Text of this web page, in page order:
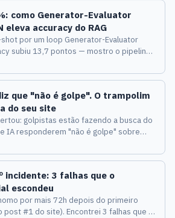
como Generator-Evaluator
eleva accuracy do RAG
shot por um loop Generator-Evaluator
subiu 13,7 pontos — mostro o pipeline
que "não é golpe". O trampolim
do seu site
golpistas estão fazendo a busca do
IA responderem "não é golpe" sobre
fraudulentos. A técnica por trás é de
nenhuma, e o trampolim pode ser o
incidente: 3 falhas que o
escondeu
por mais 72h depois do primeiro
post #1 do site). Encontrei 3 falhas que o